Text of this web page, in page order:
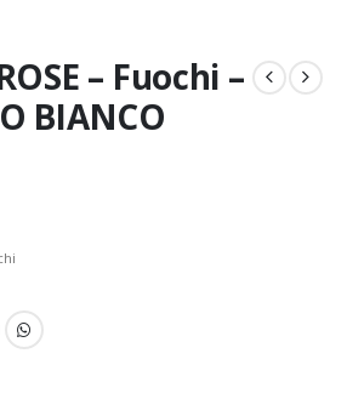
– Fuochi –
BIANCO